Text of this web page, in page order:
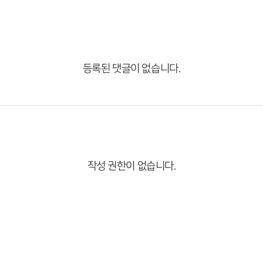
등록된 댓글이 없습니다.
작성 권한이 없습니다.